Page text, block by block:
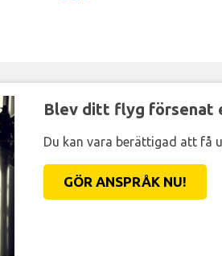
Blev ditt flyg försenat
Du kan vara berättigad att få
GÖR ANSPRÅK NU!